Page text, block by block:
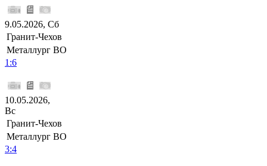
9.05.2026, Сб
Гранит-Чехов
Металлург ВО
1:6
10.05.2026,
Вс
Гранит-Чехов
Металлург ВО
3:4